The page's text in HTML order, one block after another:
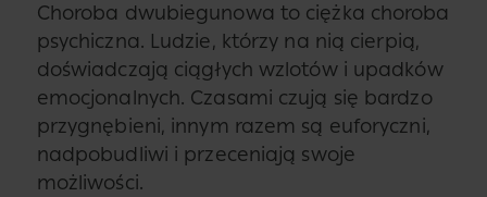
Choroba dwubiegunowa to ciężka choroba
psychiczna. Ludzie, którzy na nią cierpią,
doświadczają ciągłych wzlotów i upadków
emocjonalnych. Czasami czują się bardzo
przygnębieni, innym razem są euforyczni,
nadpobudliwi i przeceniają swoje
możliwości.